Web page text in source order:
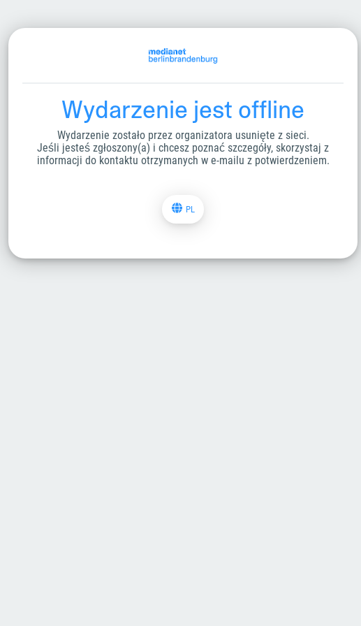
Wydarzenie jest offline
Wydarzenie zostało przez organizatora usunięte z sieci.
Jeśli jesteś zgłoszony(a) i chcesz poznać szczegóły, skorzystaj z
informacji do kontaktu otrzymanych w e-mailu z potwierdzeniem.
PL